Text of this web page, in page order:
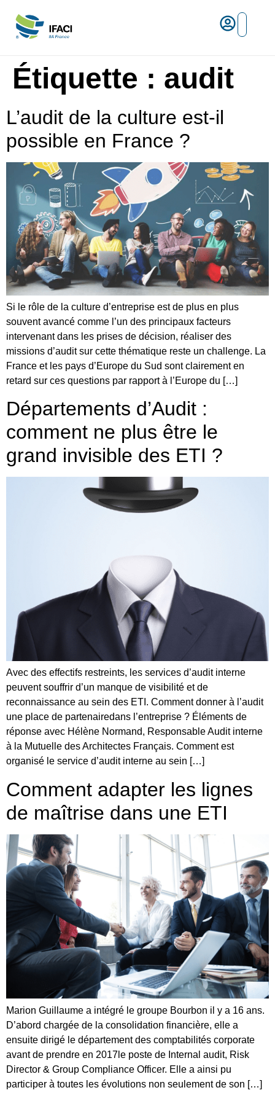
Étiquette : audit
L’audit de la culture est-il
possible en France ?
Si le rôle de la culture d’entreprise est de plus en plus
souvent avancé comme l’un des principaux facteurs
intervenant dans les prises de décision, réaliser des
missions d’audit sur cette thématique reste un challenge. La
France et les pays d’Europe du Sud sont clairement en
retard sur ces questions par rapport à l’Europe du […]
Départements d’Audit :
comment ne plus être le
grand invisible des ETI ?
Avec des effectifs restreints, les services d’audit interne
peuvent souffrir d’un manque de visibilité et de
reconnaissance au sein des ETI. Comment donner à l’audit
une place de partenairedans l’entreprise ? Éléments de
réponse avec Hélène Normand, Responsable Audit interne
à la Mutuelle des Architectes Français. Comment est
organisé le service d’audit interne au sein […]
Comment adapter les lignes
de maîtrise dans une ETI
Marion Guillaume a intégré le groupe Bourbon il y a 16 ans.
D’abord chargée de la consolidation financière, elle a
ensuite dirigé le département des comptabilités corporate
avant de prendre en 2017le poste de Internal audit, Risk
Director & Group Compliance Officer. Elle a ainsi pu
participer à toutes les évolutions non seulement de son […]